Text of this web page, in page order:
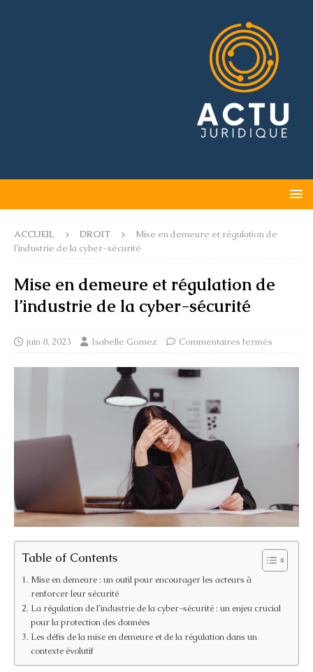
ACCUEIL DROIT
Mise en demeure et régulation de
l’industrie de la cyber-sécurité
Mise en demeure et régulation de
l’industrie de la cyber-sécurité
juin 8, 2023 Isabelle Gomez Commentaires fermés
Table of Contents
Mise en demeure : un outil pour encourager les acteurs à
renforcer leur sécurité
La régulation de l’industrie de la cyber-sécurité : un enjeu crucial
pour la protection des données
Les défis de la mise en demeure et de la régulation dans un
contexte évolutif